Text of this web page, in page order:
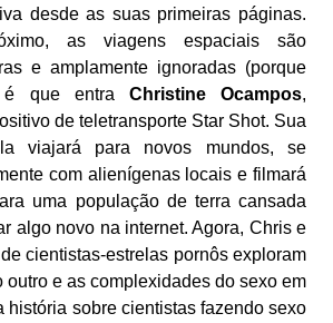
desde as suas primeiras páginas.
as viagens espaciais são
e amplamente ignoradas (porque
é que entra Christine Ocampos,
de teletransporte Star Shot. Sua
viajará para novos mundos, se
com alienígenas locais e filmará
uma população de terra cansada
algo novo na internet. Agora, Chris e
cientistas-estrelas pornôs exploram
outro e as complexidades do sexo em
história sobre cientistas fazendo sexo